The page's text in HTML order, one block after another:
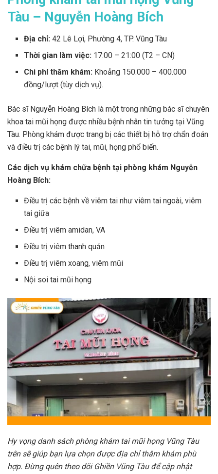
Tàu – Nguyễn Hoàng Bích
Địa chỉ: 42 Lê Lợi, Phường 4, TP. Vũng Tàu
Thời gian làm việc: 17:00 – 21:00 (T2 – CN)
Chi phí thăm khám: Khoảng 150.000 – 400.000
đồng/lượt (tùy dịch vụ).
Bác sĩ Nguyễn Hoàng Bích là một trong những bác sĩ chuyên
khoa tai mũi họng được nhiều bệnh nhân tin tưởng tại Vũng
Tàu. Phòng khám được trang bị các thiết bị hỗ trợ chẩn đoán
và điều trị các bệnh lý tai, mũi, họng phổ biến.
Các dịch vụ khám chữa bệnh tại phòng khám Nguyễn
Hoàng Bích:
Điều trị các bệnh về viêm tai như viêm tai ngoài, viêm
tai giữa
Điều trị viêm amidan, VA
Điều trị viêm thanh quản
Điều trị viêm xoang, viêm mũi
Nội soi tai mũi họng
Hy vọng danh sách phòng khám tai mũi họng Vũng Tàu
trên sẽ giúp bạn lựa chọn được địa chỉ thăm khám phù
hợp. Đừng quên theo dõi Ghiền Vũng Tàu để cập nhật